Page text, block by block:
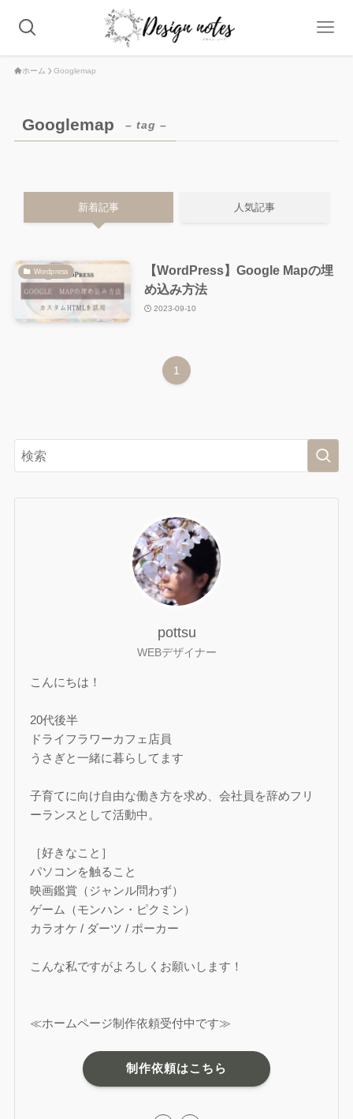
ホーム Googlemap
Googlemap – tag –
新着記事 人気記事
Wordpress
【WordPress】Google Mapの埋
め込み方法
2023-09-10
1
pottsu
WEBデザイナー
こんにちは！
20代後半
ドライフラワーカフェ店員
うさぎと一緒に暮らしてます
子育てに向け自由な働き方を求め、会社員を辞めフリ
ーランスとして活動中。
［好きなこと］
パソコンを触ること
映画鑑賞（ジャンル問わず）
ゲーム（モンハン・ピクミン）
カラオケ / ダーツ / ポーカー
こんな私ですがよろしくお願いします！
≪ホームページ制作依頼受付中です≫
制作依頼はこちら